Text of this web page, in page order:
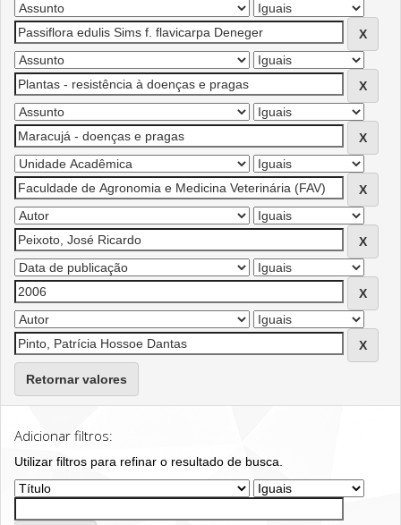
Retornar valores
Adicionar filtros:
Utilizar filtros para refinar o resultado de busca.